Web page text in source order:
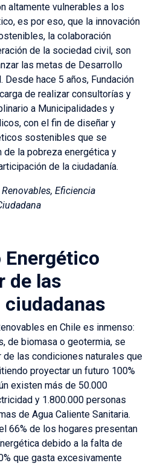
altamente vulnerables a los
es por eso, que la innovación
la colaboración
de la sociedad civil, son
las metas de Desarrollo
Desde hace 5 años, Fundación
de realizar consultorías y
a Municipalidades y
con el fin de diseñar y
sostenibles que se
de la pobreza energética y
de la ciudadanía.
Eficiencia
Energético
de las
en Chile es inmenso:
de biomasa o geotermia, se
las condiciones naturales que
proyectar un futuro 100%
existen más de 50.000
y 1.800.000 personas
de Agua Caliente Sanitaria.
66% de los hogares presentan
debido a la falta de
que gasta excesivamente